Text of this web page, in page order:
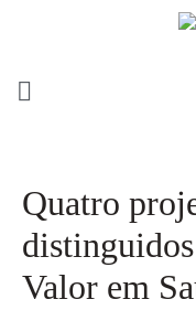
Quatro
Valor em